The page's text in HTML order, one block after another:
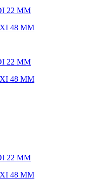
22 ММ
48 ММ
22 ММ
48 ММ
22 ММ
48 ММ